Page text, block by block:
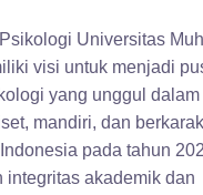
Universitas
visi untuk menjadi
yang unggul
mandiri, dan
pada tahun
integritas akademik dan